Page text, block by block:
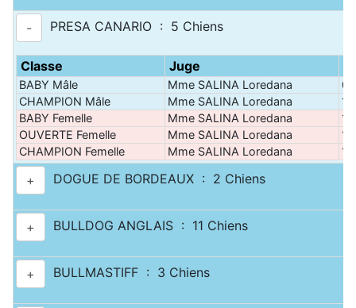
- PRESA CANARIO : 5 Chiens
Classe Juge
BABY Mâle Mme SALINA Loredana
CHAMPION Mâle
Mme SALINA Loredana
BABY Femelle
Mme SALINA Loredana
OUVERTE Femelle
Mme SALINA Loredana
CHAMPION Femelle
Mme SALINA Loredana
+ DOGUE DE BORDEAUX : 2 Chiens
+ BULLDOG ANGLAIS : 11 Chiens
+ BULLMASTIFF : 3 Chiens